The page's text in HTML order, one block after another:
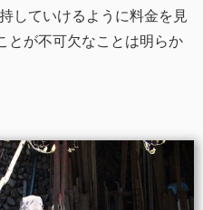
していけるように料金を見
とが不可欠なことは明らか